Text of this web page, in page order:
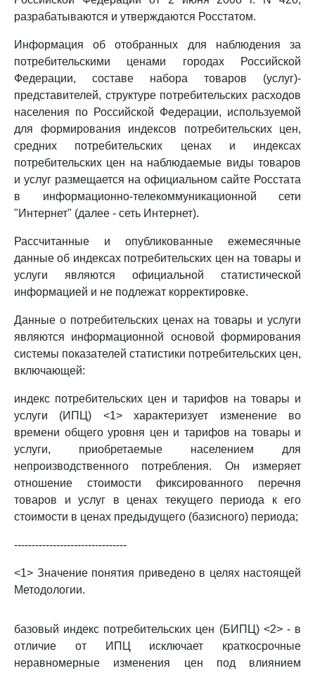
разрабатываются и утверждаются Росстатом.
Информация об отобранных для наблюдения за
потребительскими ценами городах Российской
Федерации, составе набора товаров (услуг)-
представителей, структуре потребительских расходов
населения по Российской Федерации, используемой
для формирования индексов потребительских цен,
средних потребительских ценах и индексах
потребительских цен на наблюдаемые виды товаров
и услуг размещается на официальном сайте Росстата
в информационно-телекоммуникационной сети
"Интернет" (далее - сеть Интернет).
Рассчитанные и опубликованные ежемесячные
данные об индексах потребительских цен на товары и
услуги являются официальной статистической
информацией и не подлежат корректировке.
Данные о потребительских ценах на товары и услуги
являются информационной основой формирования
системы показателей статистики потребительских цен,
включающей:
индекс потребительских цен и тарифов на товары и
услуги (ИПЦ) <1> характеризует изменение во
времени общего уровня цен и тарифов на товары и
услуги, приобретаемые населением для
непроизводственного потребления. Он измеряет
отношение стоимости фиксированного перечня
товаров и услуг в ценах текущего периода к его
стоимости в ценах предыдущего (базисного) периода;
--------------------------------
<1> Значение понятия приведено в целях настоящей
Методологии.
базовый индекс потребительских цен (БИПЦ) <2> - в
отличие от ИПЦ исключает краткосрочные
неравномерные изменения цен под влиянием